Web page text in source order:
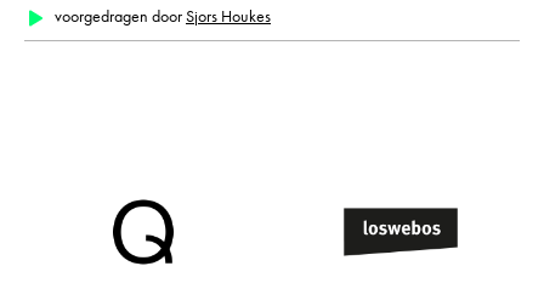
voorgedragen doorSjors Houkes